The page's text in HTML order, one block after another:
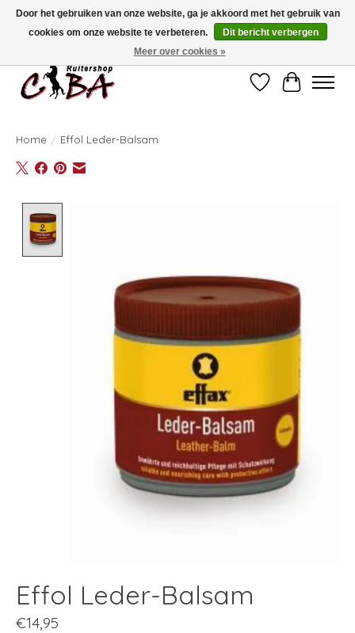
Bij vragen kan u ons contacteren op het nummer 011/60.67.34 ofciba@skynet.be
Ambachtstraat 22 A, 3530 Helchteren
Verlanglijst
Home / Effol Leder-Balsam
Effol Leder-Balsam
€14,95
Door het gebruiken van onze website, ga je akkoord met het gebruik van
cookies om onze website te verbeteren.
Dit bericht verbergen
Meer over cookies »